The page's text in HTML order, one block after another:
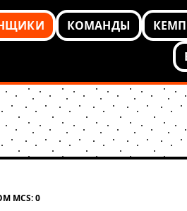
КОМАНДЫ
MCS: 0